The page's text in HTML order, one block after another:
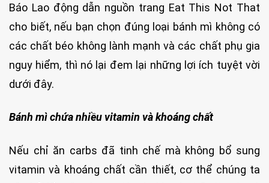
Báo Lao động dẫn nguồn trang Eat This Not That
cho biết, nếu bạn chọn đúng loại bánh mì không có
các chất béo không lành mạnh và các chất phụ gia
nguy hiểm, thì nó lại đem lại những lợi ích tuyệt vời
dưới đây.
Bánh mì chứa nhiều vitamin và khoáng chất
Nếu chỉ ăn carbs đã tinh chế mà không bổ sung
vitamin và khoáng chất cần thiết, cơ thể chúng ta